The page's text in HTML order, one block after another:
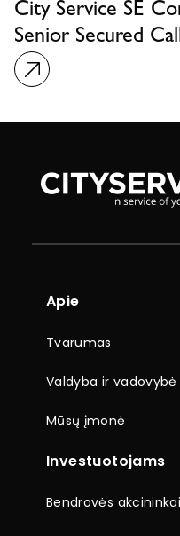
City Service SE
Senior Secured
Apie
Tvarumas
Valdyba ir vadovybė
Mūsų įmonė
Investuotojams
Bendrovės akcininkai